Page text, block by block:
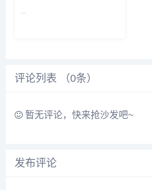
...
评论列表 （0条）
暂无评论，快来抢沙发吧~
发布评论